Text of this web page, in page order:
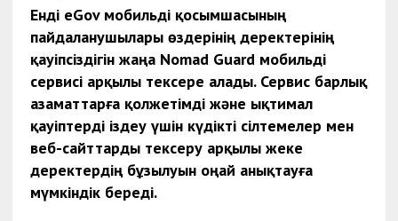
Енді eGov мобильді қосымшасының
пайдаланушылары өздерінің деректерінің
қауіпсіздігін жаңа Nomad Guard мобильді
сервисі арқылы тексере алады. Сервисбарлық
азаматтарға қолжетімді және ықтимал
қауіптерді іздеу үшін күдікті сілтемелер мен
веб-сайттарды тексеру арқылы жеке
деректердің бұзылуын оңай анықтауға
мүмкіндік береді.